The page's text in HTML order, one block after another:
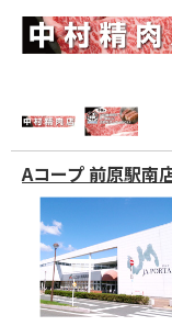
Aコープ 前原駅南